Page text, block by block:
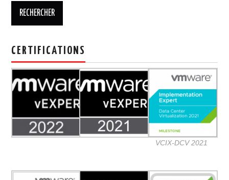
CERTIFICATIONS
VCIX-DCV 2021